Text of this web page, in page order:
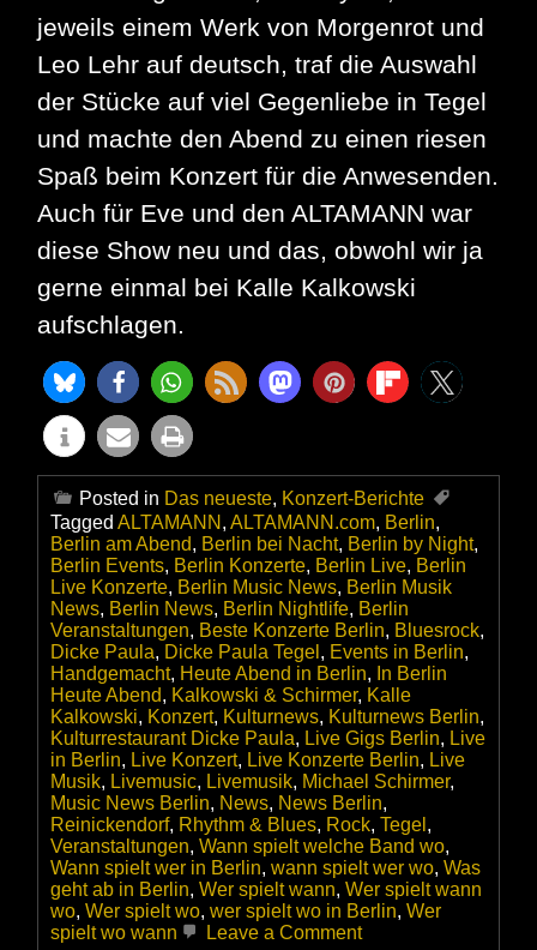
jeweils einem Werk von Morgenrot und
Leo Lehr auf deutsch, traf die Auswahl
der Stücke auf viel Gegenliebe in Tegel
und machte den Abend zu einen riesen
Spaß beim Konzert für die Anwesenden.
Auch für Eve und den ALTAMANN war
diese Show neu und das, obwohl wir ja
gerne einmal bei Kalle Kalkowski
aufschlagen.
Posted in Das neueste, Konzert-Berichte
Tagged ALTAMANN , ALTAMANN.com, Berlin,
Berlin am Abend, Berlin bei Nacht, Berlin by Night,
Berlin Events, Berlin Konzerte, Berlin Live, Berlin
Live Konzerte, Berlin Music News, Berlin Musik
News, Berlin News, Berlin Nightlife, Berlin
Veranstaltungen, Beste Konzerte Berlin, Bluesrock,
Dicke Paula, Dicke Paula Tegel , Events in Berlin,
Handgemacht, Heute Abend in Berlin, In Berlin
Heute Abend, Kalkowski & Schirmer, Kalle
Kalkowski, Konzert, Kulturnews, Kulturnews Berlin,
Kulturrestaurant Dicke Paula, Live Gigs Berlin, Live
in Berlin, Live Konzert, Live Konzerte Berlin, Live
Musik, Livemusic, Livemusik, Michael Schirmer,
Music News Berlin, News, News Berlin,
Reinickendorf, Rhythm & Blues, Rock, Tegel ,
Veranstaltungen, Wann spielt welche Band wo,
Wann spielt wer in Berlin, wann spielt wer wo, Was
geht ab in Berlin, Wer spielt wann, Wer spielt wann
wo, Wer spielt wo, wer spielt wo in Berlin, Wer
spielt wo wann
Leave a Commenton